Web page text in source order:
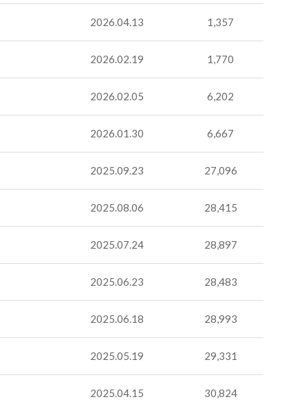
2026.04.13 1,357
2026.02.19 1,770
2026.02.05 6,202
2026.01.30 6,667
2025.09.23 27,096
2025.08.06 28,415
2025.07.24 28,897
2025.06.23 28,483
2025.06.18 28,993
2025.05.19 29,331
2025.04.15 30,824